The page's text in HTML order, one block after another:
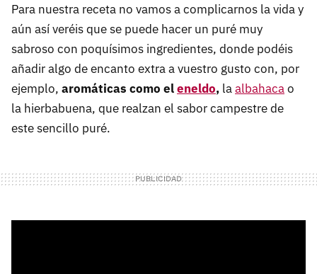
Para nuestra receta no vamos a complicarnos la vida y
aún así veréis que se puede hacer un puré muy
sabroso con poquísimos ingredientes, donde podéis
añadir algo de encanto extra a vuestro gusto con, por
ejemplo, aromáticas como eleneldo, laalbahacao
la hierbabuena, que realzan el sabor campestre de
este sencillo puré.